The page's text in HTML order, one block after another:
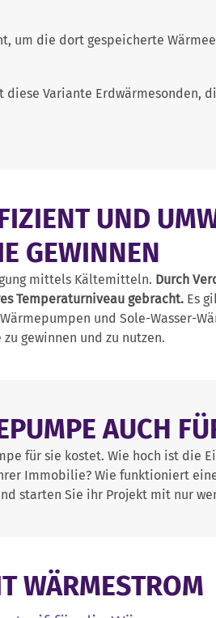
um die dort gespeicherte
Variante Erdwärmesonden,
UND
GEWINNEN
mittels Kältemitteln. Durch
Temperaturniveau gebracht. Es
und Sole-Wasser-
gewinnen und zu nutzen.
AUCH
für sie kostet. Wie hoch ist die
Immobilie? Wie funktioniert
starten Sie ihr Projekt mit nur
WÄRMESTROM